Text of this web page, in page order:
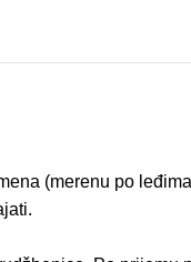
(merenu po